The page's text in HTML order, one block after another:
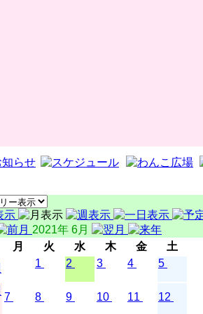
2021年 6月
月 火 水 木 金
土
1
2 3 4 5
7 8 9 10 11 12